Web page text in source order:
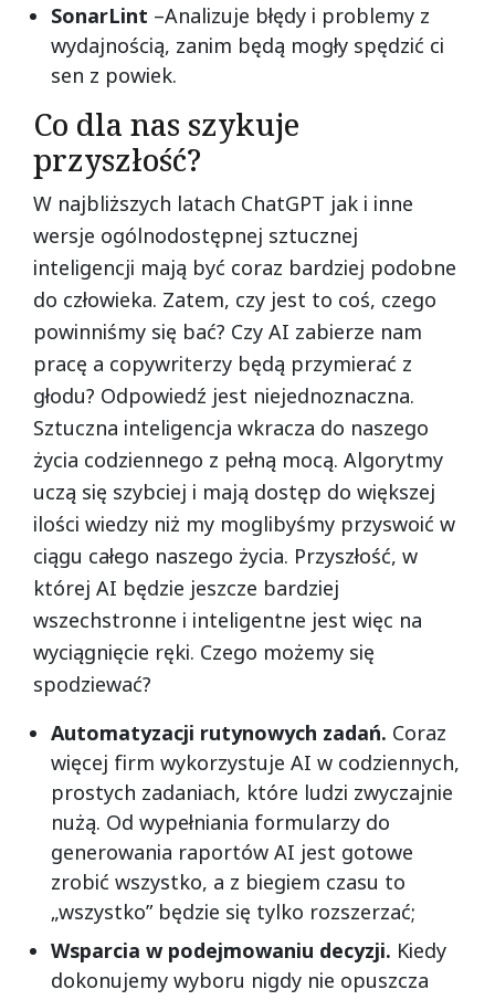
SonarLint –Analizuje błędy i problemy z
wydajnością, zanim będą mogły spędzić ci
sen z powiek.
Co dla nas szykuje
przyszłość?
W najbliższych latach ChatGPT jak i inne
wersje ogólnodostępnej sztucznej
inteligencji mają być coraz bardziej podobne
do człowieka. Zatem, czy jest to coś, czego
powinniśmy się bać? Czy AI zabierze nam
pracę a copywriterzy będą przymierać z
głodu? Odpowiedź jest niejednoznaczna.
Sztuczna inteligencja wkracza do naszego
życia codziennego z pełną mocą. Algorytmy
uczą się szybciej i mają dostęp do większej
ilości wiedzy niż my moglibyśmy przyswoić w
ciągu całego naszego życia. Przyszłość, w
której AI będzie jeszcze bardziej
wszechstronne i inteligentne jest więc na
wyciągnięcie ręki. Czego możemy się
spodziewać?
Automatyzacji rutynowych zadań. Coraz
więcej firm wykorzystuje AI w codziennych,
prostych zadaniach, które ludzi zwyczajnie
nużą. Od wypełniania formularzy do
generowania raportów AI jest gotowe
zrobić wszystko, a z biegiem czasu to
„wszystko” będzie się tylko rozszerzać;
Wsparcia w podejmowaniu decyzji. Kiedy
dokonujemy wyboru nigdy nie opuszcza